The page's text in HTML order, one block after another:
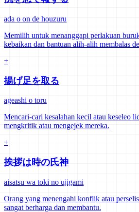
ada o on de houzuru
Memilih untuk menanggapi perlakuan
kebaikan dan bantuan alih-alih membalas
+
揚げ足を取る
ageashi o toru
Mencari-cari kesalahan kecil atau keseleo
mengkritik atau mengejek mereka.
+
挨拶は時の氏神
aisatsu wa toki no ujigami
Orang yang menengahi konflik atau
sangat berharga dan membantu.